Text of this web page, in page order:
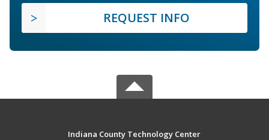
REQUEST INFO
Indiana County Technology Center